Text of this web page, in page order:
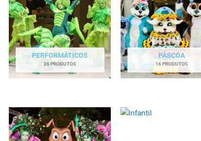
PERFORMÁTICOS
26 PRODUTOS
PÁSCOA
16 PRODUTOS